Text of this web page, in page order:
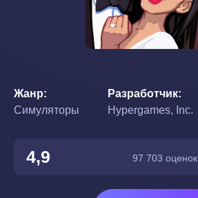
Жанр
Симуляторы
Разработчик
Hypergames, Inc.
4,9 97 703 оценок